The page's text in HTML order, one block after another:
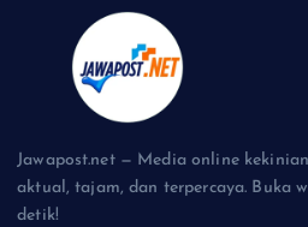
Jawapost.net — Media online
aktual, tajam, dan terpercaya. Buka
detik!